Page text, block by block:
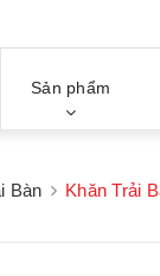
Sản phẩm
Bàn Khăn Trải